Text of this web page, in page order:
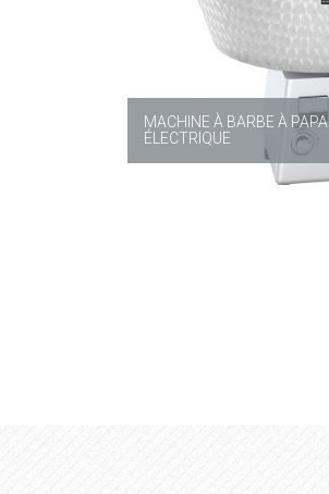
MACHINE À BARBE À PAPA
ÉLECTRIQUE